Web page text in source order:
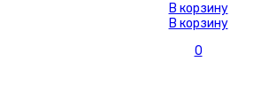
В корзину
В корзину
0